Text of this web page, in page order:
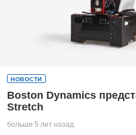
НОВОСТИ
Boston Dynamics
Stretch
больше 5 лет назад